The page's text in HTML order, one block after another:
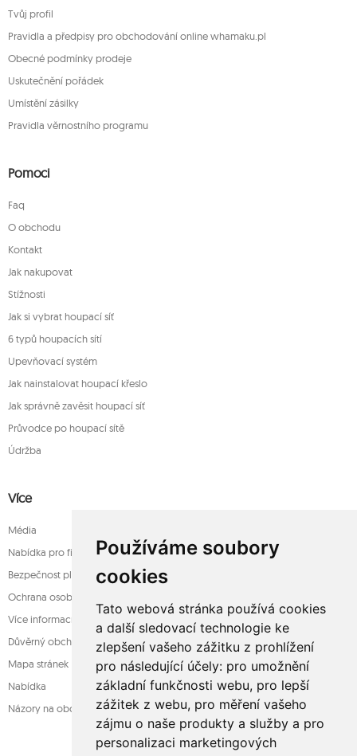
Používáme soubory
cookies
Tato webová stránka používá cookies
a další sledovací technologie ke
zlepšení vašeho zážitku z prohlížení
pro následující účely: pro umožnění
základní funkčnosti webu, pro lepší
zážitek z webu, pro měření vašeho
zájmu o naše produkty a služby a pro
personalizaci marketingových
Tvůj profil
Pravidla a předpisy pro obchodování online whamaku.pl
Obecné podmínky prodeje
Uskutečnění pořádek
Umístění zásilky
Pravidla věrnostního programu
Pomoci
Faq
O obchodu
Kontakt
Jak nakupovat
Stížnosti
Jak si vybrat houpací síť
6 typů houpacích sítí
Upevňovací systém
Jak nainstalovat houpací křeslo
Jak správně zavěsit houpací síť
Průvodce po houpací sítě
Údržba
Více
Média
Nabídka pro firmy
Bezpečnost platba
Ochrana osobních údajů
Více informací o houpací sítě
Důvěrný obchod
Mapa stránek
Nabídka
Názory na obchod